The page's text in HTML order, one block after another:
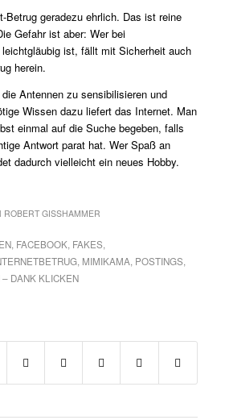
Betrug geradezu ehrlich. Das ist reine
Gefahr ist aber: Wer bei
ist, fällt mit Sicherheit auch
herein.
Antennen zu sensibilisieren und
Wissen dazu liefert das Internet. Man
einmal auf die Suche begeben, falls
Antwort parat hat. Wer Spaß an
dadurch vielleicht ein neues Hobby.
ROBERT GISSHAMMER
, FACEBOOK, FAKES,
, MIMIKAMA, POSTINGS,
DANK KLICKEN